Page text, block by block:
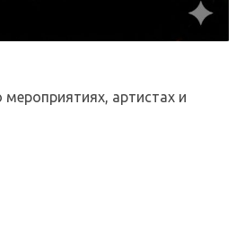
мероприятиях, артистах и